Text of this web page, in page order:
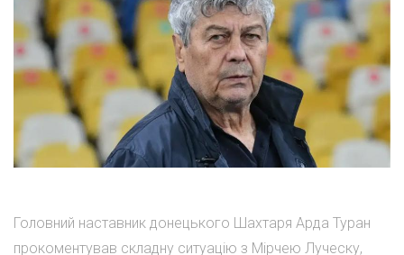
Головний наставник донецького Шахтаря Арда Туран
прокоментував складну ситуацію з Мірчею Луческу,